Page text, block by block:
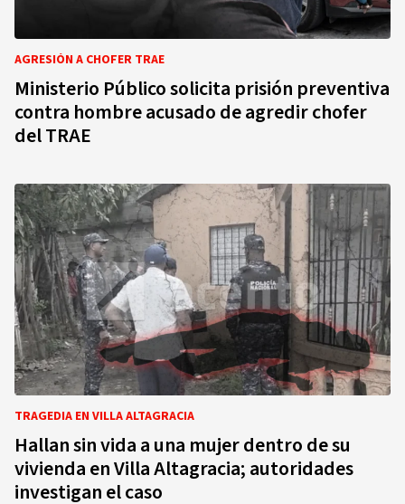
AGRESIÓN A CHOFER TRAE
Ministerio Público solicita prisión preventiva
contra hombre acusado de agredir chofer
del TRAE
TRAGEDIA EN VILLA ALTAGRACIA
Hallan sin vida a una mujer dentro de su
vivienda en Villa Altagracia; autoridades
investigan el caso